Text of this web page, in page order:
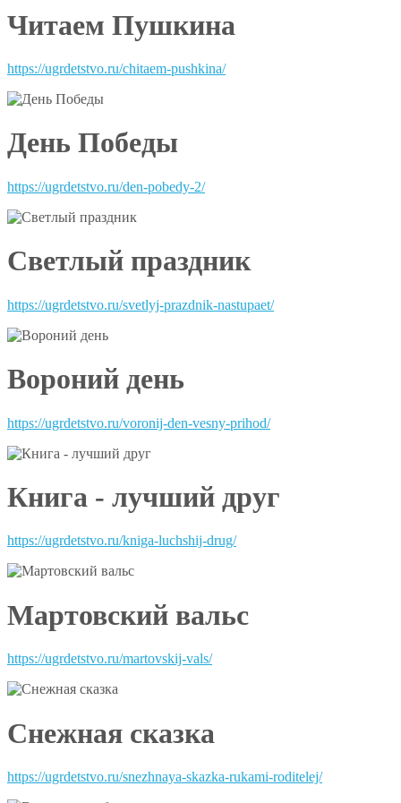
Читаем Пушкина
https://ugrdetstvo.ru/chitaem-pushkina/
День Победы
https://ugrdetstvo.ru/den-pobedy-2/
Светлый праздник
https://ugrdetstvo.ru/svetlyj-prazdnik-nastupaet/
Вороний день
https://ugrdetstvo.ru/voronij-den-vesny-prihod/
Книга - лучший друг
https://ugrdetstvo.ru/kniga-luchshij-drug/
Мартовский вальс
https://ugrdetstvo.ru/martovskij-vals/
Снежная сказка
https://ugrdetstvo.ru/snezhnaya-skazka-rukami-roditelej/